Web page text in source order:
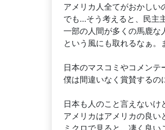
アメリカ人全てがおかしい
でも…そう考えると、民主
一部の人間が多くの馬鹿な
という風にも取れるなぁ。
日本のマスコミやコメンテ
僕は間違いなく賞賛するの
日本も人のこと言えないけ
アメリカはアメリカの良い
ミクロで見ると、凄く良い